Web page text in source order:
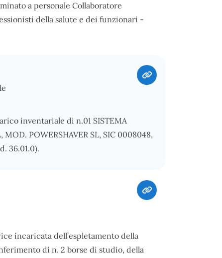
a personale Collaboratore
della salute e dei funzionari -
inventariale di n.01 SISTEMA
MOD. POWERSHAVER SL, SIC 0008048,
36.01.0).
incaricata dell’espletamento della
di n. 2 borse di studio, della